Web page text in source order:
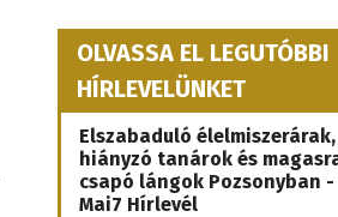
OLVASSA EL LEGUTÓBBI
HÍRLEVELÜNKET
Elszabaduló élelmiszerárak,
hiányzó tanárok és
csapó lángok Pozsonyban -
Mai7 Hírlevél